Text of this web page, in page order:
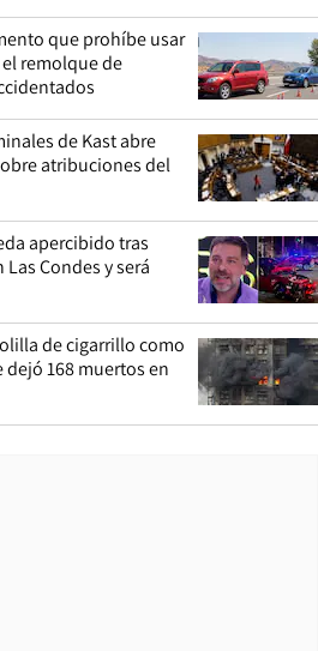
que prohíbe usar
remolque de
de Kast abre
atribuciones del
apercibido tras
Condes y será
de cigarrillo como
168 muertos en